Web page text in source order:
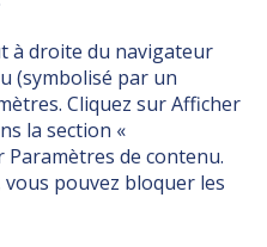
à droite du navigateur
(symbolisé par un
Cliquez sur Afficher
la section «
Paramètres de contenu.
vous pouvez bloquer les